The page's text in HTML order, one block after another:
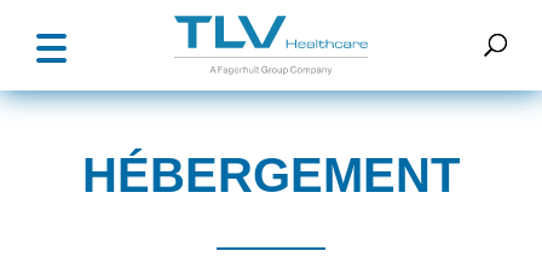
HÉBERGEMENT